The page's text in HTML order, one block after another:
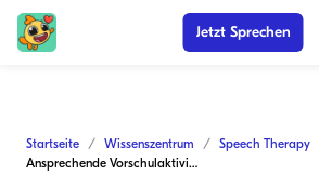
Jetzt Sprechen
Startseite Wissenszentrum
Speech Therapy
Ansprechende Vorschulaktivitäten zur Sprachförderung für Ihr Kind